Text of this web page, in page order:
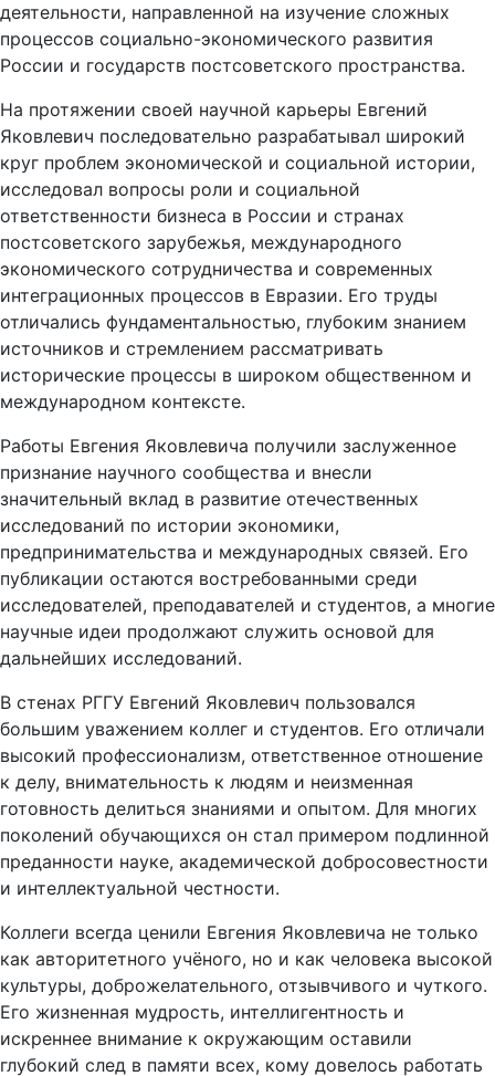
деятельности, направленной на изучение сложных
процессов социально-экономического развития
России и государств постсоветского пространства.
На протяжении своей научной карьеры Евгений
Яковлевич последовательно разрабатывал широкий
круг проблем экономической и социальной истории,
исследовал вопросы роли и социальной
ответственности бизнеса в России и странах
постсоветского зарубежья, международного
экономического сотрудничества и современных
интеграционных процессов в Евразии. Его труды
отличались фундаментальностью, глубоким знанием
источников и стремлением рассматривать
исторические процессы в широком общественном и
международном контексте.
Работы Евгения Яковлевича получили заслуженное
признание научного сообщества и внесли
значительный вклад в развитие отечественных
исследований по истории экономики,
предпринимательства и международных связей. Его
публикации остаются востребованными среди
исследователей, преподавателей и студентов, а многие
научные идеи продолжают служить основой для
дальнейших исследований.
В стенах РГГУ Евгений Яковлевич пользовался
большим уважением коллег и студентов. Его отличали
высокий профессионализм, ответственное отношение
к делу, внимательность к людям и неизменная
готовность делиться знаниями и опытом. Для многих
поколений обучающихся он стал примером подлинной
преданности науке, академической добросовестности
и интеллектуальной честности.
Коллеги всегда ценили Евгения Яковлевича не только
как авторитетного учёного, но и как человека высокой
культуры, доброжелательного, отзывчивого и чуткого.
Его жизненная мудрость, интеллигентность и
искреннее внимание к окружающим оставили
глубокий след в памяти всех, кому довелось работать